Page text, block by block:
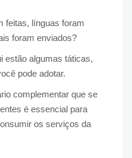
feitas, línguas foram
foram enviados?
estão algumas táticas,
pode adotar.
complementar que se
é essencial para
os serviços da